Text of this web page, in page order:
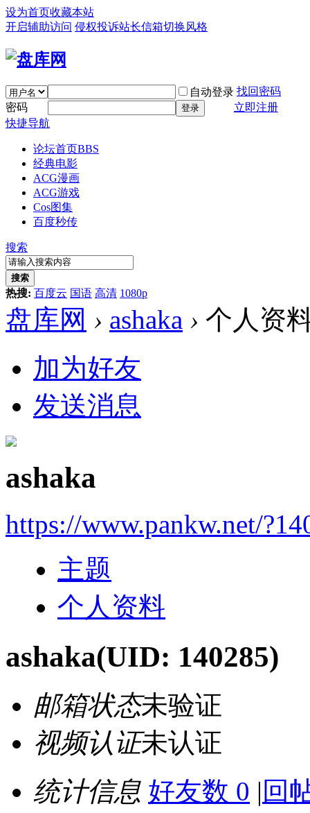
设为首页收藏本站
开启辅助访问 侵权投诉站长信箱切换风格
自动登录 找回密码
密码
登录
立即注册
快捷导航
论坛首页BBS
经典电影
ACG漫画
ACG游戏
Cos图集
百度秒传
搜索
搜索
热搜: 百度云 国语 高清 1080p
盘库网 › ashaka › 个人资
加为好友
发送消息
ashaka
https://www.pankw.net/
主题
个人资料
ashaka(UID: 140285)
邮箱状态未验证
视频认证未认证
统计信息 好友数 0 | 回